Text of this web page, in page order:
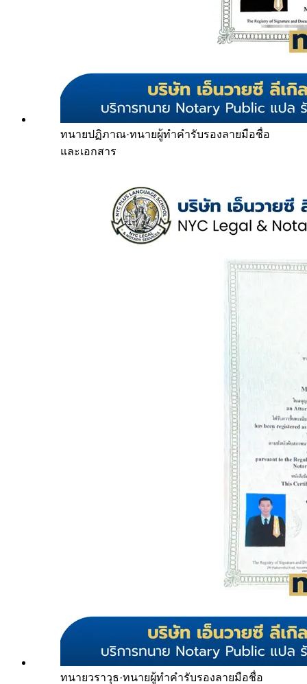
ทนายปฏิภาณ·ทนายผู้ทำคำรับรองลายมือชื่อ
และเอกสาร
ทนายวราวุธ·ทนายผู้ทำคำรับรองลายมือชื่อ